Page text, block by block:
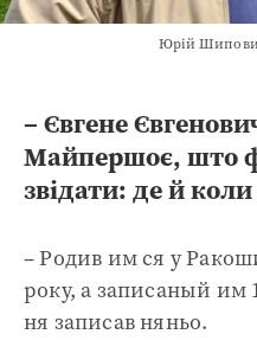
Юрій
– Євгене
Майпершоє, што
звідати: де й
– Родив им ся у
року, а записаный им
ня записав няньо.